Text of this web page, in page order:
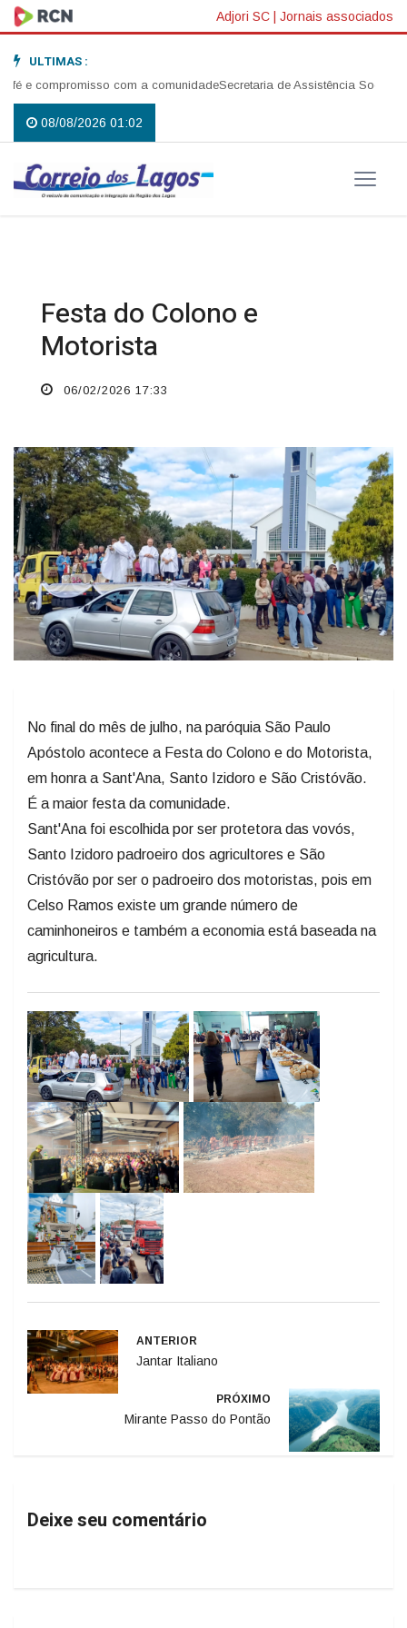
Adjori SC | Jornais associados
ULTIMAS :
compromisso com a comunidadeSecretaria de Assistência Social
08/08/2026 01:02
Festa do Colono e
Motorista
06/02/2026 17:33
No final do mês de julho, na paróquia São Paulo
Apóstolo acontece a Festa do Colono e do Motorista,
em honra a Sant'Ana, Santo Izidoro e São Cristóvão.
É a maior festa da comunidade.
Sant'Ana foi escolhida por ser protetora das vovós,
Santo Izidoro padroeiro dos agricultores e São
Cristóvão por ser o padroeiro dos motoristas, pois em
Celso Ramos existe um grande número de
caminhoneiros e também a economia está baseada na
agricultura.
ANTERIOR
Jantar Italiano
PRÓXIMO
Mirante Passo do Pontão
Deixe seu comentário